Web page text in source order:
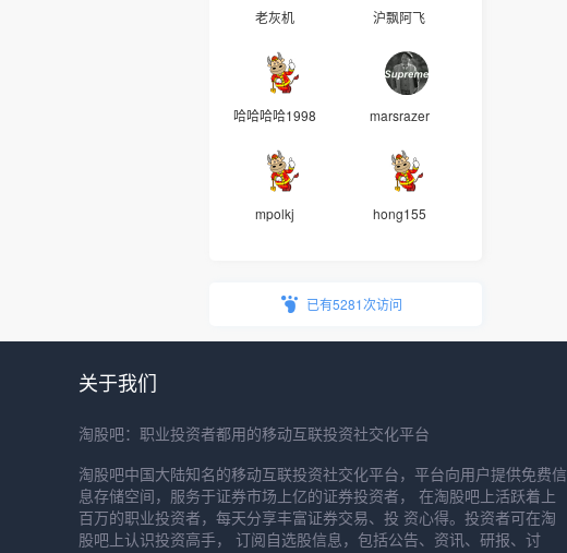
老灰机 沪飘阿飞
哈哈哈哈1998 marsrazer
mpolkj hong155
已有5281次访问
关于我们
淘股吧：职业投资者都用的移动互联投资社交化平台
淘股吧中国大陆知名的移动互联投资社交化平台，平台向用户提供免费信
息存储空间，服务于证券市场上亿的证券投资者， 在淘股吧上活跃着上
百万的职业投资者，每天分享丰富证券交易、投 资心得。投资者可在淘
股吧上认识投资高手， 订阅自选股信息，包括公告、资讯、研报、讨